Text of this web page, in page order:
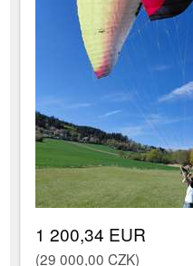
1 200,34 EUR
(29 000,00 CZK)